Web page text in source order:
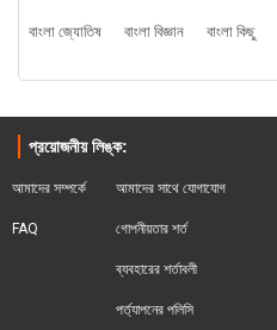
বাংলা জ্যোতিষ
বাংলা বিজ্ঞান বাংলা কিছু
প্রয়োজনীয় লিঙ্ক:
আমাদের সম্পর্কে
FAQ
আমাদের সাথে যোগাযোগ
গোপনীয়তার শর্ত
ব্যবহারের শর্তাবলী
পর্ত্যাপনের পলিসি